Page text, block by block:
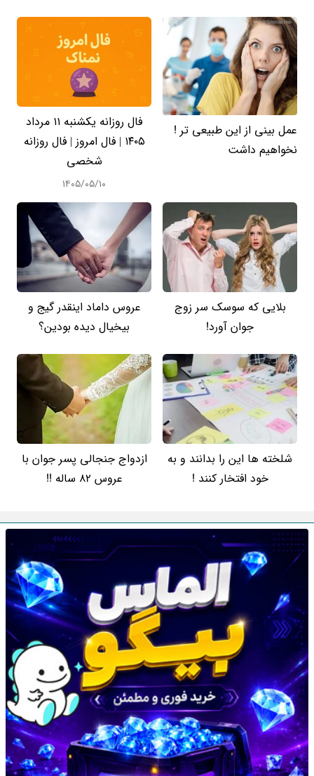
عمل بینی از این طبیعی تر !
نخواهیم داشت
فال روزانه یکشنبه ۱۱ مرداد
۱۴۰۵ | فال امروز | فال روزانه
شخصی
۱۴۰۵/۰۵/۱۰
بلایی که سوسک سر زوج
جوان آورد!
عروس داماد اینقدر گیج و
بیخیال دیده بودین؟
شلخته ها این را بدانند و به
خود افتخار کنند !
ازدواج جنجالی پسر جوان با
عروس 82 ساله !!